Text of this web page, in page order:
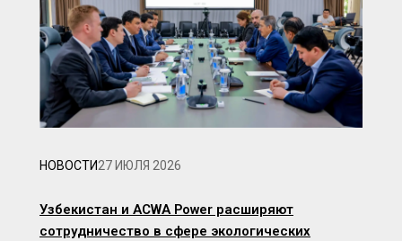
НОВОСТИ27 ИЮЛЯ 2026
Узбекистан и ACWA Power расширяют
сотрудничество в сфере экологических